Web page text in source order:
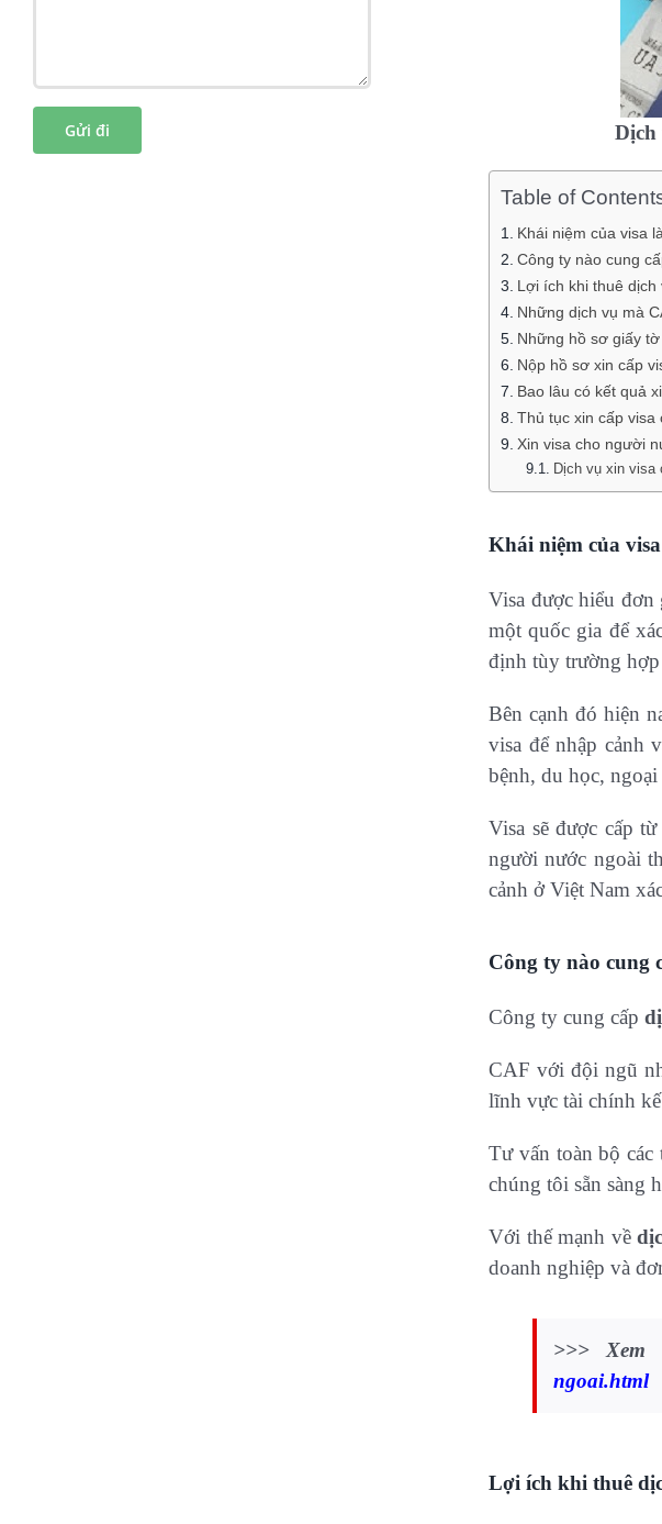
Dịch
Table of
Khái niệm của visa
Công ty nào cung
Lợi ích khi thuê
Những dịch vụ mà
Những hồ sơ giấy
Nộp hồ sơ xin cấp
Bao lâu có kết quả
Thủ tục xin cấp
Xin visa cho người
Dịch vụ xin visa
Khái niệm của
Visa được hiểu
một quốc gia để
định tùy trường
Bên cạnh đó hiện
visa để nhập cảnh
bệnh, du học,
Visa sẽ được cấp
người nước ngoài
cảnh ở Việt Nam
Công ty nào cung
Công ty cung cấp
CAF với đội ngũ
lĩnh vực tài chính
Tư vấn toàn bộ
chúng tôi sẵn sàng
Với thế mạnh về
doanh nghiệp và
>>> Xem
ngoai.html
Lợi ích khi thuê